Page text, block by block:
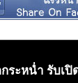
ระหน่ำ รับเปิ